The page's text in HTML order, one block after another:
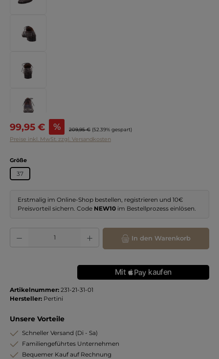
Verkaufspreis:
99,95 € % Regulärer Preis:
209,95 € (52.39% gespart)
Preise inkl. MwSt. zzgl. Versandkosten
Größeauswählen
37
Erstmalig im Online-Shop bestellen, registrieren und 10€
Preisvorteil sichern. Code NEW10 im Bestellprozess einlösen.
Produkt Anzahl: Gib den gewünschten Wert ein oder benutze die
In den Warenkorb
Artikelnummer: 231-21-31-01
Hersteller: Pertini
Unsere Vorteile
Schneller Versand (Di - Sa)
Familiengeführtes Unternehmen
Bequemer Kauf auf Rechnung